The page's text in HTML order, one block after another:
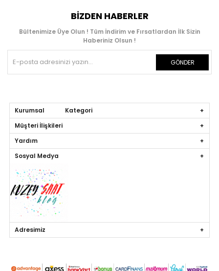
BIZDEN HABERLER
Bültenimize Üye Olun ! Tüm İndirim ve Fırsatlardan İlk Sizin
Haberiniz Olsun !
GÖNDER
Kurumsal Kategori
Müşteri İlişkileri
Yardım
Sosyal Medya
Adresimiz